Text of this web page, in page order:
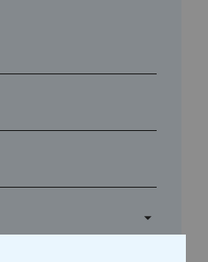
arrow_drop_down